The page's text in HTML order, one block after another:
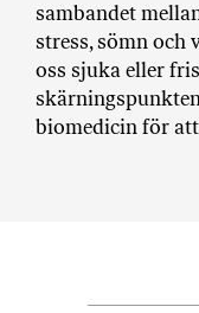
sambandet
stress, sömn och
oss sjuka eller
biomedicin för